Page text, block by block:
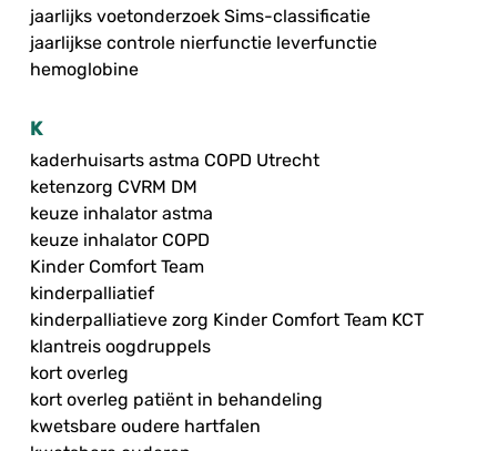
jaarlijks voetonderzoek Sims-classificatie
jaarlijkse controle nierfunctie leverfunctie
hemoglobine
K
kaderhuisarts astma COPD Utrecht
ketenzorg CVRM DM
keuze inhalator astma
keuze inhalator COPD
Kinder Comfort Team
kinderpalliatief
kinderpalliatieve zorg Kinder Comfort Team KCT
klantreis oogdruppels
kort overleg
kort overleg patiënt in behandeling
kwetsbare oudere hartfalen